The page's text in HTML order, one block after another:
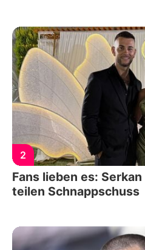
2
Fans lieben es:
teilen Schnappschuss